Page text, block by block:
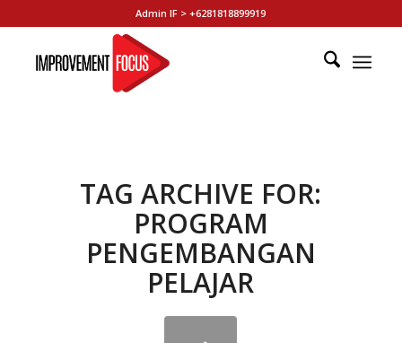
Admin IF > +6281818899919
TAG ARCHIVE FOR:
PROGRAM
PENGEMBANGAN
PELAJAR